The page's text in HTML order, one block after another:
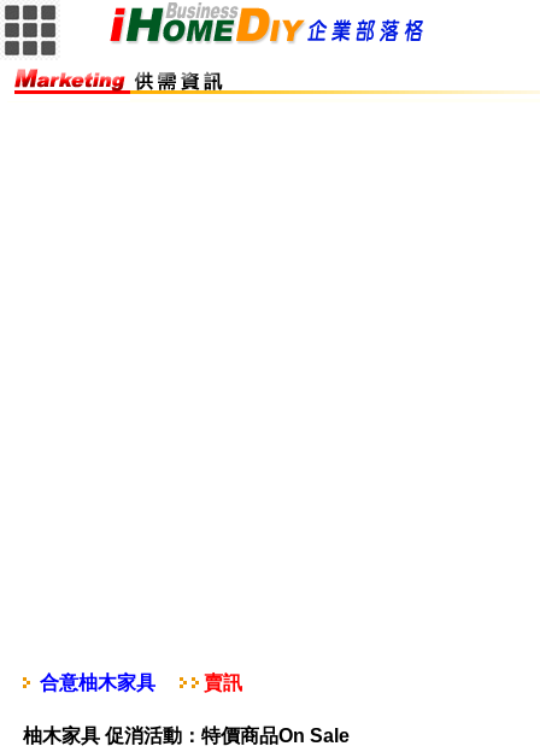
合意柚木家具 賣訊
柚木家具 促消活動：特價商品On Sale